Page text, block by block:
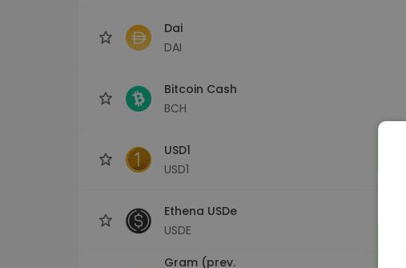
Dai
DAI
Bitcoin Cash
BCH
USD1
USD1
Ethena USDe
USDE
Gram (prev.